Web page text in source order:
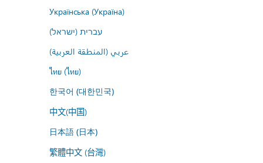
Українська (Україна)
עברית (ישראל)
عربي (المنطقة العربية)
ไทย (ไทย)
한국어 (대한민국)
中文(中国)
日本語 (日本)
繁體中文 (台灣)